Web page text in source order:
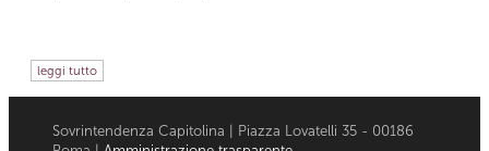
leggi tutto
Sovrintendenza Capitolina | Piazza Lovatelli 35 - 00186